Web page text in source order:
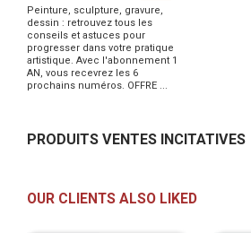
Peinture, sculpture, gravure,
dessin : retrouvez tous les
conseils et astuces pour
progresser dans votre pratique
artistique. Avec l'abonnement 1
AN, vous recevrez les 6
prochains numéros. OFFRE ...
PRODUITS VENTES INCITATIVES
OUR CLIENTS ALSO LIKED